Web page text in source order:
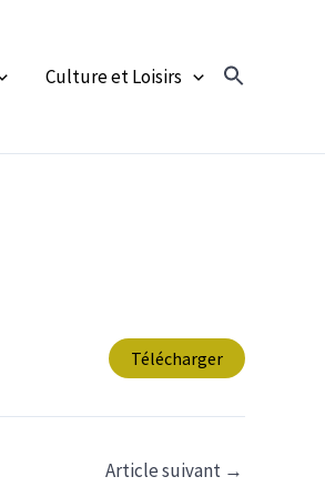
Culture et Loisirs
Télécharger
Article suivant →